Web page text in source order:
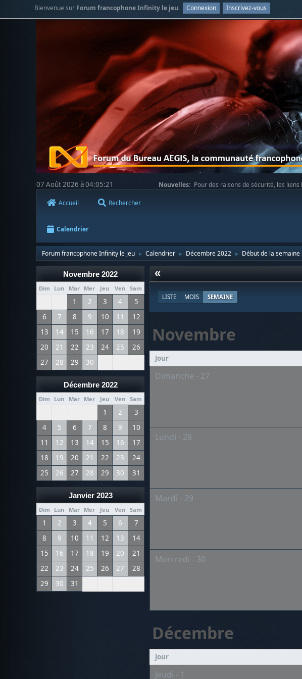
Bienvenue sur Forum francophone Infinity le jeu. Connexion Inscrivez-vous
07 Août 2026 à 04:05:21 Nouvelles: Pour des raisons de sécurité, les
Accueil
Rechercher
Calendrier
Forum francophone Infinity le jeu ► Calendrier ► Décembre 2022 ► Début de la
Novembre 2022
Dim Lun Mar Mer Jeu Ven Sam
1 2 3 4
5
6
7 8 9 10 11
12
13
14 15 16 17 18
19
20
21 22 23 24 25
26
27
28 29 30
Décembre 2022
Dim Lun Mar Mer Jeu Ven Sam
1 2
3
4
5 6 7 8 9
10
11
12 13 14 15 16
17
18
19 20 21 22 23
24
25
26 27 28 29 30 31
Janvier 2023
Dim Lun Mar Mer Jeu Ven Sam
1 2 3 4 5 6
7
8
9 10 11 12 13
14
15
16 17 18 19 20
21
22
23 24 25 26 27
28
29
30 31
«
LISTE MOIS SEMAINE
Novembre
Jour
Dimanche - 27
Lundi - 28
Mardi - 29
Mercredi - 30
Décembre
Jour
Jeudi - 1